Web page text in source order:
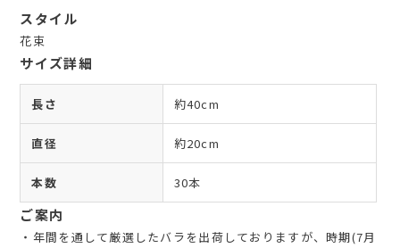
スタイル
花束
サイズ詳細
長さ 約40cm
直径 約20cm
本数 30本
ご案内
・年間を通して厳選したバラを出荷しておりますが、時期(7月